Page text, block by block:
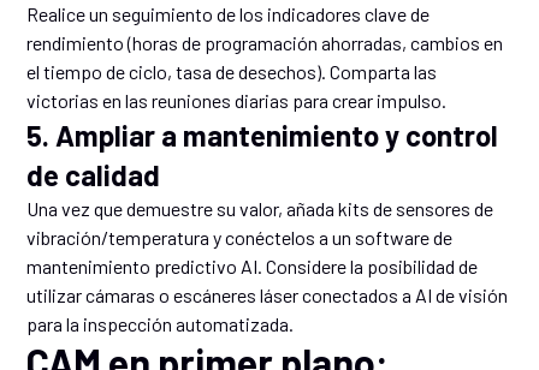
Realice un seguimiento de los indicadores clave de
rendimiento (horas de programación ahorradas, cambios en
el tiempo de ciclo, tasa de desechos). Comparta las
victorias en las reuniones diarias para crear impulso.
5. Ampliar a mantenimiento y control
de calidad
Una vez que demuestre su valor, añada kits de sensores de
vibración/temperatura y conéctelos a un software de
mantenimiento predictivo AI. Considere la posibilidad de
utilizar cámaras o escáneres láser conectados a AI de visión
para la inspección automatizada.